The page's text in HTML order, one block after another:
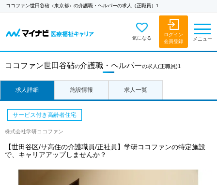
ココファン世田谷砧（東京都）の介護職・ヘルパーの求人（正職員）1
気になる
ログイン
会員登録
メニュー
ココファン世田谷砧の介護職・ヘルパーの求人 (正職員)1
求人詳細 施設情報 求人一覧
サービス付き高齢者住宅
株式会社学研ココファン
【世田谷区/サ高住の介護職員/正社員】学研ココファンの特定施設
で、キャリアアップしませんか？